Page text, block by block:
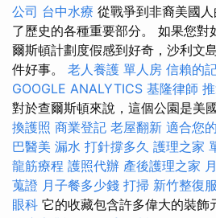
公司 台中水療 從戰爭到非裔美國
了歷史的各種重要部分。 如果您對
爾斯頓計劃度假感到好奇，沙利文
件好事。 老人養護 單人房 信賴的
GOOGLE ANALYTICS 基隆律師
對於查爾斯頓來說，這個公園是美
換護照 商業登記 老屋翻新 適合您
巴醫美 漏水 打針撐多久 護理之家
龍筋療程 護照代辦 產後護理之家
蒐證 月子餐多少錢 打掃 新竹整復
眼科 它的收藏包含許多偉大的裝飾